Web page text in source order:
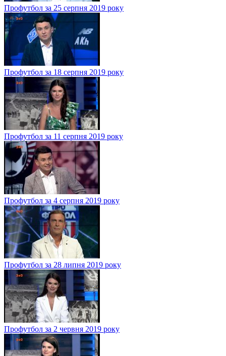
Профутбол за 25 серпня 2019 року
Профутбол за 18 серпня 2019 року
Профутбол за 11 серпня 2019 року
Профутбол за 4 серпня 2019 року
Профутбол за 28 липня 2019 року
Профутбол за 2 червня 2019 року